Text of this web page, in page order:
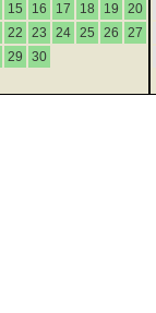
15 16 17 18 19 20
22 23 24 25 26 27
29 30